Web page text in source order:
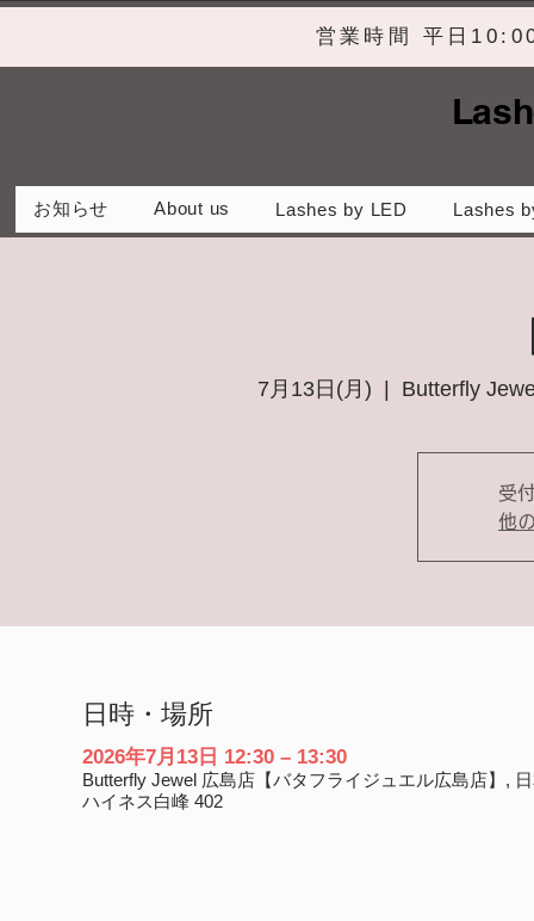
営業時間 平日
お知らせ About us Lashes by LED Lashes
7月13日(月)
  |
Butterfly
受
他
日時・場所
2026年7月13日 12:30 – 13:30
Butterfly Jewel 広島店【バタフライジュエル広島店】,
ハイネス白峰 402